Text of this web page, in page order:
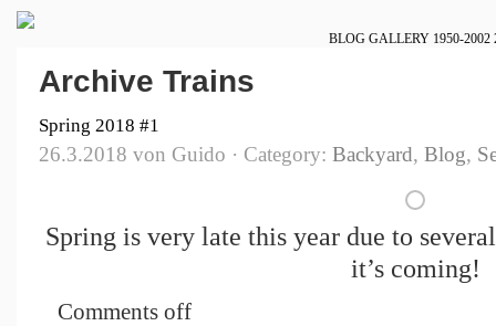
BLOG GALLERY 1950-2002
Archive Trains
Spring 2018 #1
26.3.2018 von Guido · Category: Backyard, Blog,
Spring is very late this year due to
it’s coming!
Comments off